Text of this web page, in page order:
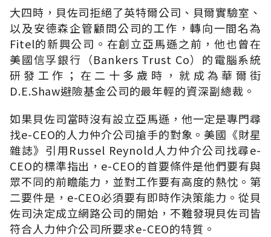
大四時，貝佐司拒絕了英特爾公司、貝爾實驗室、
以及安德森企管顧問公司的工作，轉向一間名為
Fitel的新興公司。在創立亞馬遜之前，他也曾在
美國信孚銀行（Bankers Trust Co）的電腦系統
研發工作；在二十多歲時，就成為華爾街
D.E.Shaw避險基金公司的最年輕的資深副總裁。
如果貝佐司當時沒有設立亞馬遜，他一定是專門尋
找e-CEO的人力仲介公司搶手的對象。美國《財星
雜誌》引用Russel Reynold人力仲介公司找尋e-
CEO的標準指出，e-CEO的首要條件是他們要有與
眾不同的前瞻能力，並對工作要有高度的熱忱。第
二要件是，e-CEO必須要有即時作決策能力。從貝
佐司決定成立網路公司的開始，不難發現貝佐司皆
符合人力仲介公司所要求e-CEO的特質。